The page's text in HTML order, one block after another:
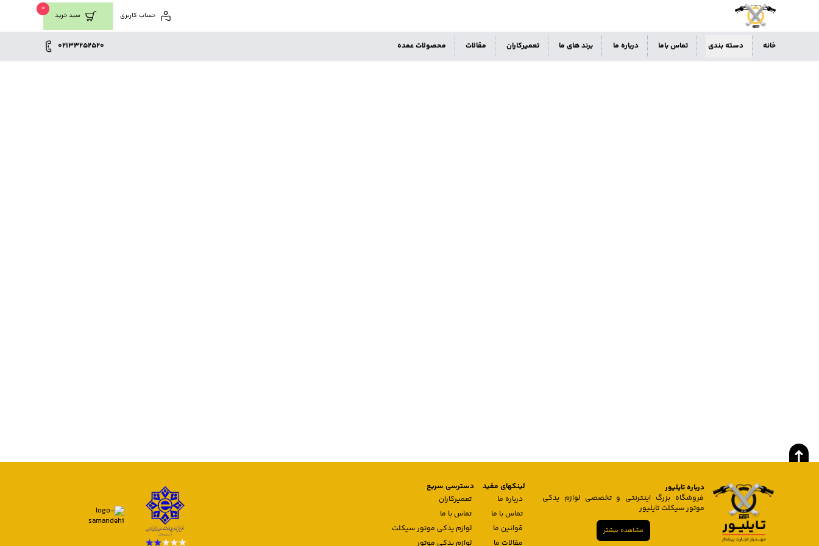
سبد خرید
0
حساب کاربری
خانه دسته بندی تماس باما درباره ما برند های ما تعمیرکاران مقالات محصولات عمده 02133252520
درباره تایلیور
فروشگاه بزرگ اینترنتی و تخصصی لوازم یدکی
موتور سیکلت تایلیور
مشاهده بیشتر
لینکهای مفید
درباره ما
تماس با ما
قوانین ما
مقالات ما
دسترسی سریع
تعمیرکاران
تماس با ما
لوازم یدکی موتور سیکلت
لوازم یدکی موتور